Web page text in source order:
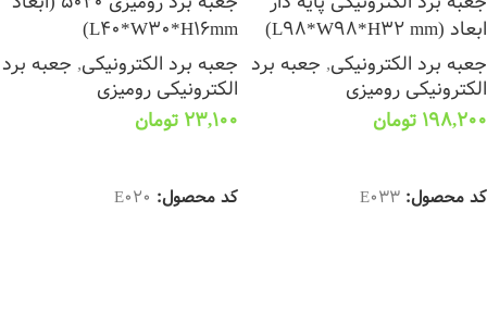
ابعاد (L98*W98*H32 mm)
جعبه برد الکترونیکی, جعبه برد
الکترونیکی رومیزی
198,200 تومان
کد محصول: E033
L40*W30*H16mm)
جعبه برد الکترونیکی, جعبه برد
الکترونیکی رومیزی
23,100 تومان
کد محصول: E020